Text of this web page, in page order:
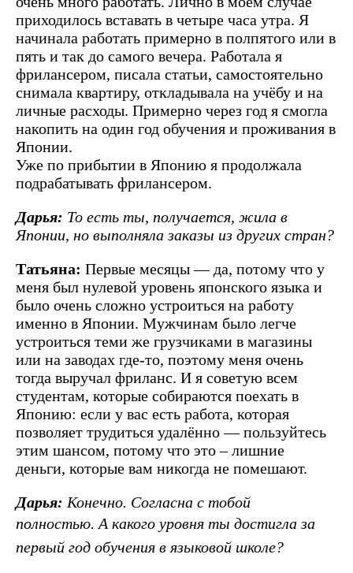
приходилось вставать в четыре часа утра. Я
начинала работать примерно в полпятого или в
пять и так до самого вечера. Работала я
фрилансером, писала статьи, самостоятельно
снимала квартиру, откладывала на учёбу и на
личные расходы. Примерно через год я смогла
накопить на один год обучения и проживания в
Японии.
Уже по прибытии в Японию я продолжала
подрабатывать фрилансером.
Дарья: То есть ты, получается, жила в
Японии, но выполняла заказы из других стран?
Татьяна: Первые месяцы — да, потому что у
меня был нулевой уровень японского языка и
было очень сложно устроиться на работу
именно в Японии. Мужчинам было легче
устроиться теми же грузчиками в магазины
или на заводах где-то, поэтому меня очень
тогда выручал фриланс. И я советую всем
студентам, которые собираются поехать в
Японию: если у вас есть работа, которая
позволяет трудиться удалённо — пользуйтесь
этим шансом, потому что это – лишние
деньги, которые вам никогда не помешают.
Дарья: Конечно. Согласна с тобой
полностью. А какого уровня ты достигла за
первый год обучения в языковой школе?